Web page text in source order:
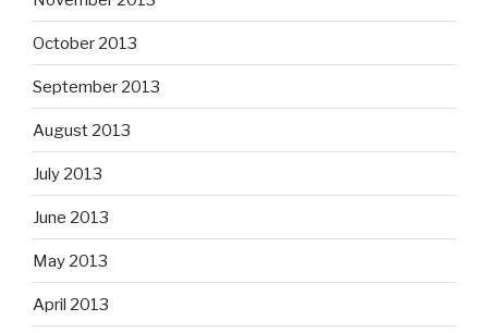
October 2013
September 2013
August 2013
July 2013
June 2013
May 2013
April 2013